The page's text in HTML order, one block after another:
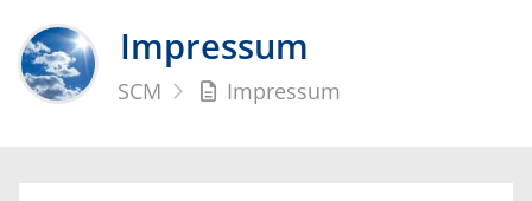
Impressum
SCM Impressum